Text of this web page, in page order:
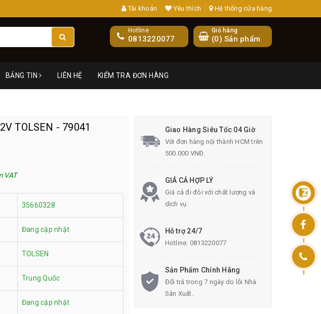
Tài khoản Yêu thích Hệ thống cửa hàng
Giỏ hàng
(0) Sản phẩm
Hotline
0813220077
BẢNG TIN LIÊN HỆ KIỂM TRA ĐƠN HÀNG
TOLSEN - 79041
VAT
35660328
Đang cập nhật
TOLSEN
Trung Quốc
Đang cập nhật
Giao Hàng Siêu Tốc 04 Giờ
Với đơn hàng nội thành HCM trên
500.000 VNĐ.
GIÁ CẢ HỢP LÝ
Giá cả đi đôi với chất lượng và
dịch vụ.
Hỗ trợ 24/7
Hotline: 0813220077
Sản Phẩm Chính Hãng
Đổi trả trong 7 ngày do lỗi Nhà
Sản Xuất.